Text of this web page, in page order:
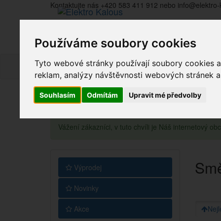
Používáme soubory cookies
Tyto webové stránky používají soubory cookies
reklam, analýzy návštěvnosti webových stránek
Souhlasím Odmítám Upravit mé předvolby
Kontaktujte nás +420 583 411 912 nebo
Vážení zákazníci, v tuto chvíli je Náš internetový
Výprodej
Novinky
Akce